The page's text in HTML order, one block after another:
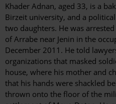
Khader Adnan, aged 33, is a
Birzeit university, and a
two daughters. He was
of Arrabe near Jenin in the
December 2011. He told
organizations that masked
house, where his mother and
that his hands were shackled
thrown onto the floor of the